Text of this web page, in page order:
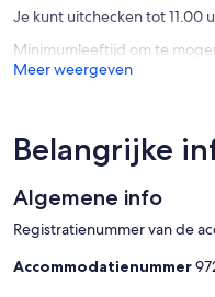
Je kunt uitchecken tot 11.00
Minimumleeftijd om te
Meer weergeven
Belangrijke
Algemene info
Registratienummer van de
Accommodatienummer